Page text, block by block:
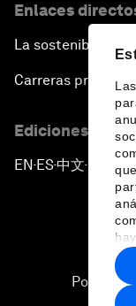
Enlaces
La sostenibilidad
Carreras
Ediciones en
EN ▪ES▪中文▪ 日本語
Política